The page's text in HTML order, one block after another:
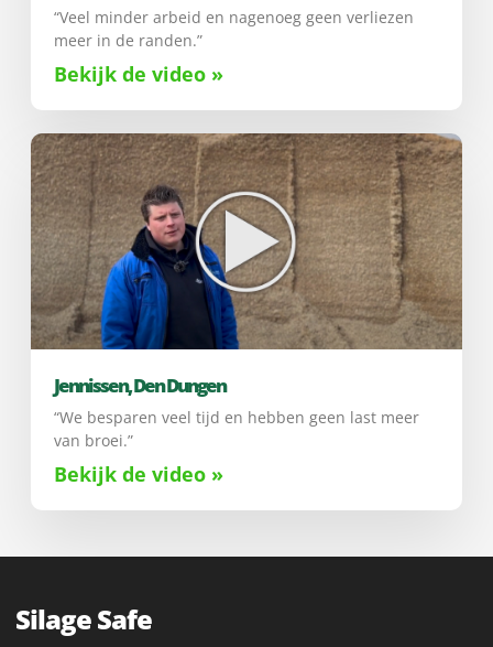
“Veel minder arbeid en nagenoeg geen verliezen
meer in de randen.”
Bekijk de video »
Jennissen, Den Dungen
“We besparen veel tijd en hebben geen last meer
van broei.”
Bekijk de video »
Silage Safe